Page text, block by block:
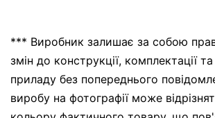
*** Виробник залишає за собою
змін до конструкції, комплектації
приладу без попереднього
виробу на фотографії може